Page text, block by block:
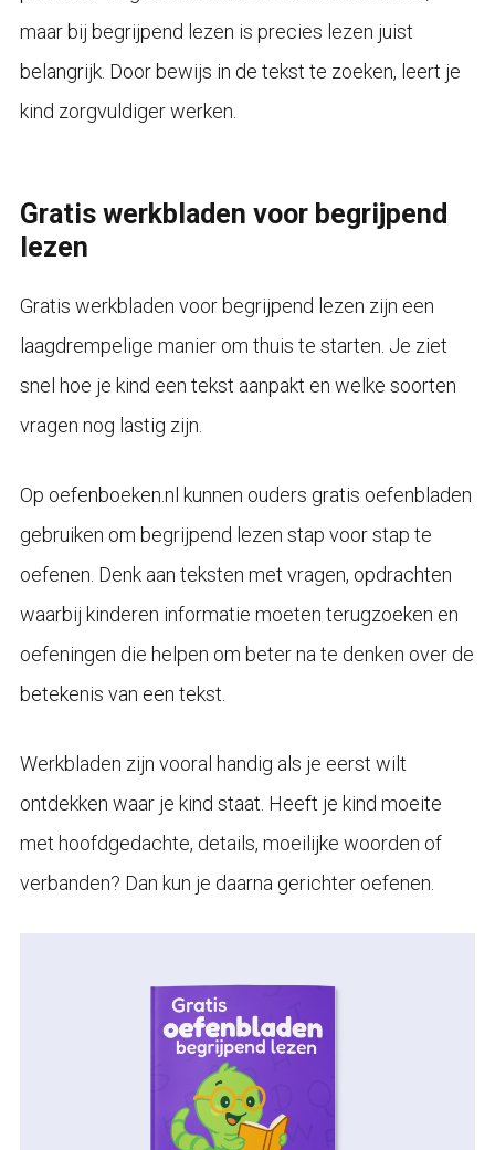
maar bij begrijpend lezen is precies lezen juist
belangrijk. Door bewijs in de tekst te zoeken, leert je
kind zorgvuldiger werken.
Gratis werkbladen voor begrijpend
lezen
Gratis werkbladen voor begrijpend lezen zijn een
laagdrempelige manier om thuis te starten. Je ziet
snel hoe je kind een tekst aanpakt en welke soorten
vragen nog lastig zijn.
Op oefenboeken.nl kunnen ouders gratis oefenbladen
gebruiken om begrijpend lezen stap voor stap te
oefenen. Denk aan teksten met vragen, opdrachten
waarbij kinderen informatie moeten terugzoeken en
oefeningen die helpen om beter na te denken over de
betekenis van een tekst.
Werkbladen zijn vooral handig als je eerst wilt
ontdekken waar je kind staat. Heeft je kind moeite
met hoofdgedachte, details, moeilijke woorden of
verbanden? Dan kun je daarna gerichter oefenen.